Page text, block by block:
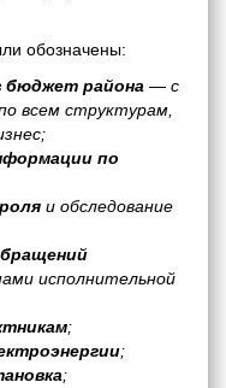
обозначены:
бюджет района — с
всем структурам,
по
и обследование
исполнительной
;
;
;